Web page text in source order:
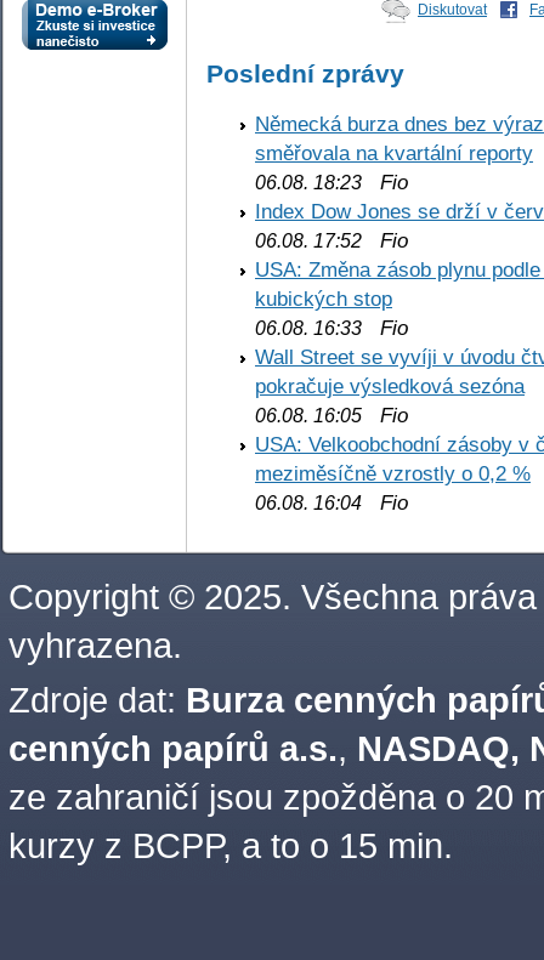
Diskutovat
Poslední zprávy
Německá burza dnes bez
směřovala na kvartální reporty
06.08. 18:23 Fio
Index Dow Jones se drží v
06.08. 17:52 Fio
USA: Změna zásob plynu
kubických stop
06.08. 16:33 Fio
Wall Street se vyvíji v úvodu
pokračuje výsledková sezóna
06.08. 16:05 Fio
USA: Velkoobchodní zásoby v
meziměsíčně vzrostly o 0,2 %
06.08. 16:04 Fio
Copyright © 2025. Všechna práva
vyhrazena.
Zdroje dat: Burza cenných
cenných papírů a.s., NASDAQ,
ze zahraničí jsou zpožděna o 20
kurzy z BCPP, a to o 15 min.